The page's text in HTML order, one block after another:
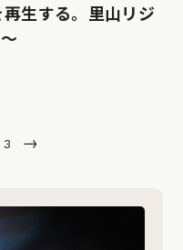
生する。里山リジ
3 →